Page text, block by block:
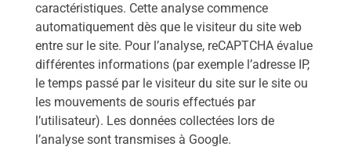
caractéristiques. Cette analyse commence
automatiquement dès que le visiteur du site web
entre sur le site. Pour l’analyse, reCAPTCHA évalue
différentes informations (par exemple l’adresse IP,
le temps passé par le visiteur du site sur le site ou
les mouvements de souris effectués par
l’utilisateur). Les données collectées lors de
l’analyse sont transmises à Google.